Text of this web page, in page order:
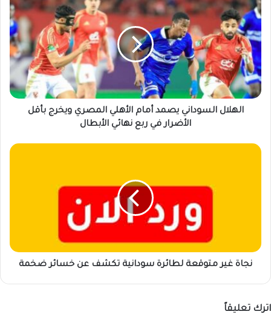
السوداني
يصمد
أمام
الأهلي
المصري
ويخرج
بأقل
الأضرار
الأبطال
الهلال السوداني يصمد أمام الأهلي المصري ويخرج بأقل
الأضرار في ربع نهائي الأبطال
نجاة
ضخمة
نجاة غير متوقعة لطائرة سودانية تكشف عن خسائر ضخمة
اترك تعليقاً